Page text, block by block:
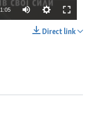
1:05
Direct link